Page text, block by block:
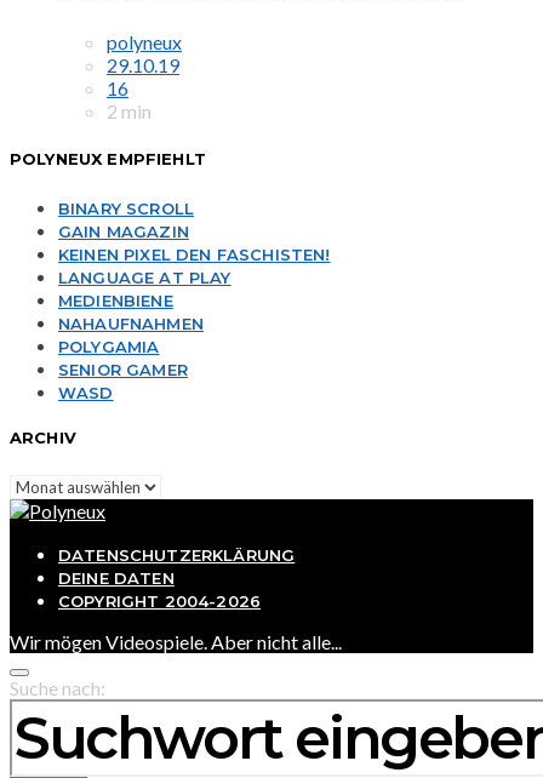
polyneux
29.10.19
16
2 min
POLYNEUX EMPFIEHLT
BINARY SCROLL
GAIN MAGAZIN
KEINEN PIXEL DEN FASCHISTEN!
LANGUAGE AT PLAY
MEDIENBIENE
NAHAUFNAHMEN
POLYGAMIA
SENIOR GAMER
WASD
ARCHIV
Archiv
DATENSCHUTZERKLÄRUNG
DEINE DATEN
COPYRIGHT 2004-2026
Wir mögen Videospiele. Aber nicht alle...
Suche nach: